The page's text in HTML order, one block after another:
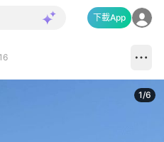
下載App
1/6